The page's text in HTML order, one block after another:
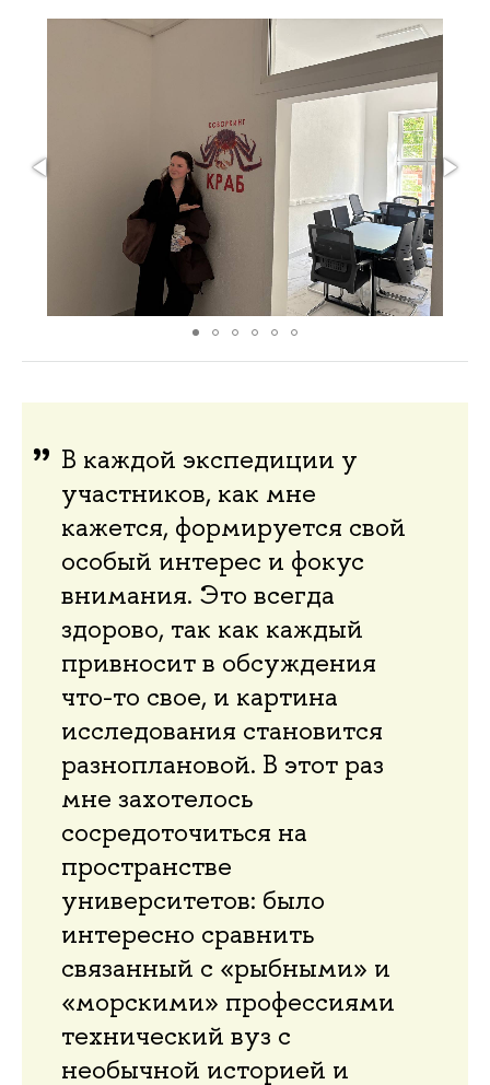
В каждой экспедиции у
участников, как мне
кажется, формируется свой
особый интерес и фокус
внимания. Это всегда
здорово, так как каждый
привносит в обсуждения
что-то свое, и картина
исследования становится
разноплановой. В этот раз
мне захотелось
сосредоточиться на
пространстве
университетов: было
интересно сравнить
связанный с «рыбными» и
«морскими» профессиями
технический вуз с
необычной историей и